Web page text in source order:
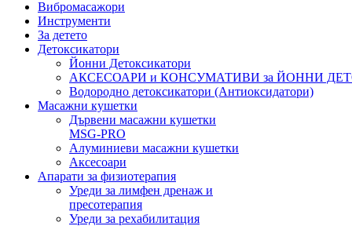
Вибромасажори
Инструменти
За детето
Детоксикатори
Йонни Детоксикатори
АКСЕСОАРИ и КОНСУМАТИВИ за ЙОННИ
Водородно детоксикатори (Антиоксидатори)
Масажни кушетки
Дървени масажни кушетки
MSG-PRO
Алуминиеви масажни кушетки
Аксесоари
Апарати за физиотерапия
Уреди за лимфен дренаж и
пресотерапия
Уреди за рехабилитация